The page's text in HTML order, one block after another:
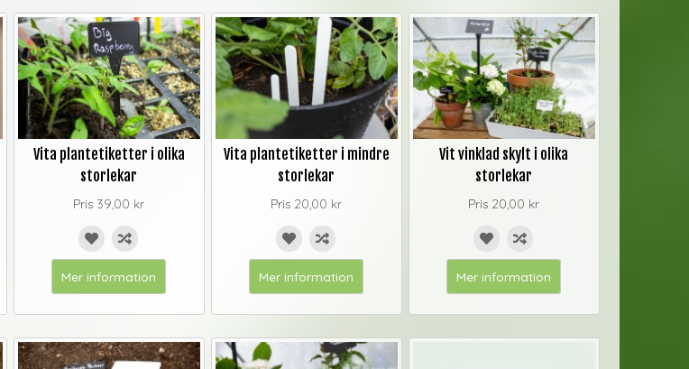
Vita plantetiketter i olika
storlekar
Pris 39,00 kr
Mer information
Vita plantetiketter i mindre
storlekar
Pris 20,00 kr
Mer information
Vit vinklad skylt i olika
storlekar
Pris 20,00 kr
Mer information